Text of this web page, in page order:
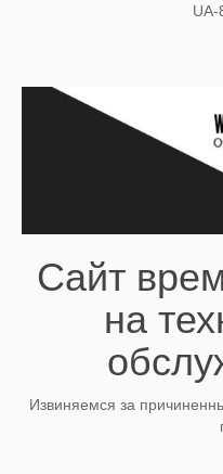
UA-
Сайт
на
Извиняемся за